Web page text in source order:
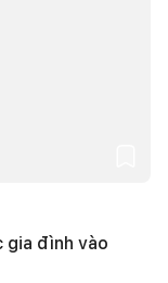
gia đình vào